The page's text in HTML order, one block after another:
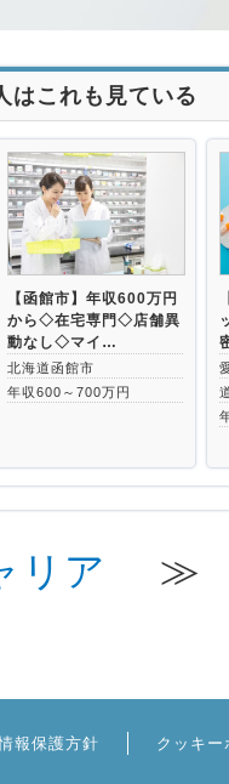
はこれも見ている
【函館市】年収600万円
から◇在宅専門◇店舗異
動なし◇マイ…
北海道函館市
年収600～700万円
リア
報保護方針 クッキー